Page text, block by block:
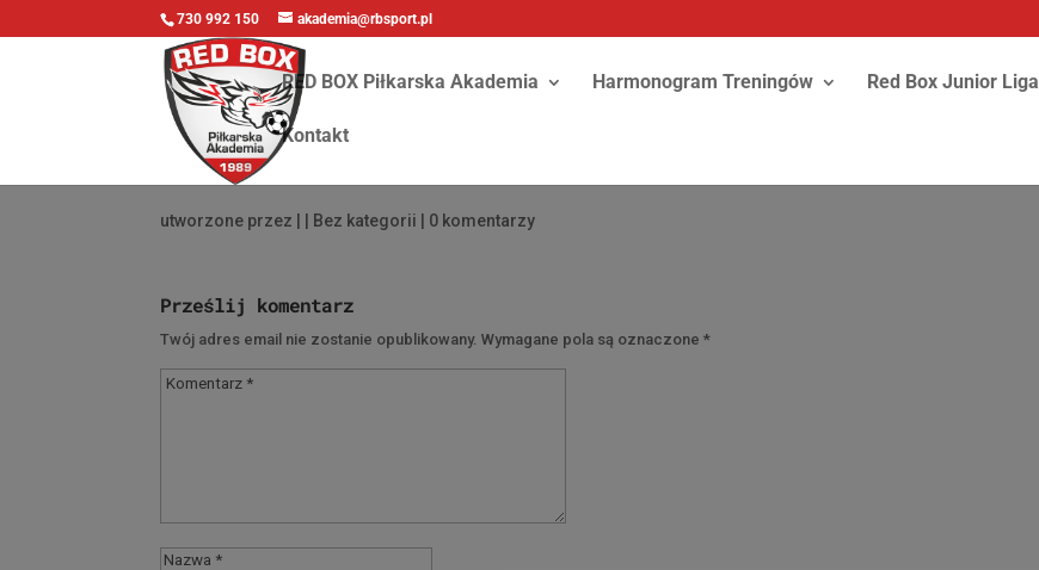
730 992 150 akademia@rbsport.pl
RED BOX Piłkarska Akademia Harmonogram Treningów Red Box Junior Liga
Kontakt
utworzone przez | Bez kategorii | 0 komentarzy
Prześlij komentarz
Twój adres email nie zostanie opublikowany. Wymagane pola są oznaczone*